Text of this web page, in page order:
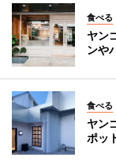
食べる
ヤン
ンや
食べる
ヤン
ポッ